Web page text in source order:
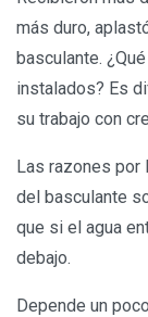
más duro,
basculante.
instalados? Es
su trabajo con
Las razones por
del basculante
que si el agua
debajo.
Depende un